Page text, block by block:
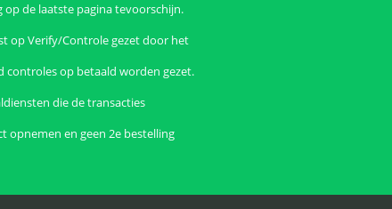
de laatste pagina tevoorschijn.
op Verify/Controle gezet door het
controles op betaald worden gezet.
die de transacties
opnemen en geen 2e bestelling